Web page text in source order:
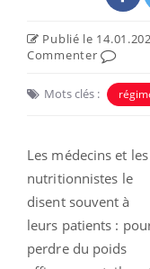
Publié le
Commenter
Mots clés :
Les médecins et les
nutritionnistes le
disent souvent à
leurs patients :
perdre du poids